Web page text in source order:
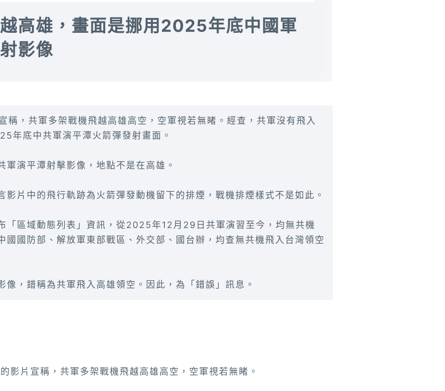
高雄，畫面是挪用2025年底中國軍
影像
稱，共軍多架戰機飛越高雄高空，空軍視若無睹。經查，共軍沒有飛入
年底中共軍演平潭火箭彈發射畫面。
軍演平潭射擊影像，地點不是在高雄。
影片中的飛行軌跡為火箭彈發動機留下的排煙，戰機排煙樣式不是如此。
「區域動態列表」資訊，從2025年12月29日共軍演習至今，均無共機
國國防部、解放軍東部戰區、外交部、國台辦，均查無共機飛入台灣領空
像，錯稱為共軍飛入高雄領空。因此，為「錯誤」訊息。
影片宣稱，共軍多架戰機飛越高雄高空，空軍視若無睹。